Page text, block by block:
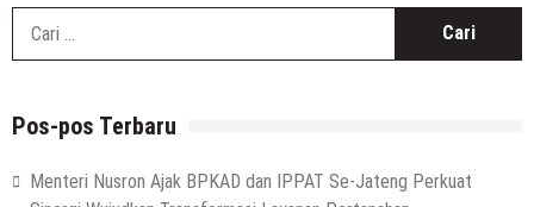
Pos-pos Terbaru
Menteri Nusron Ajak BPKAD dan IPPAT Se-Jateng Perkuat